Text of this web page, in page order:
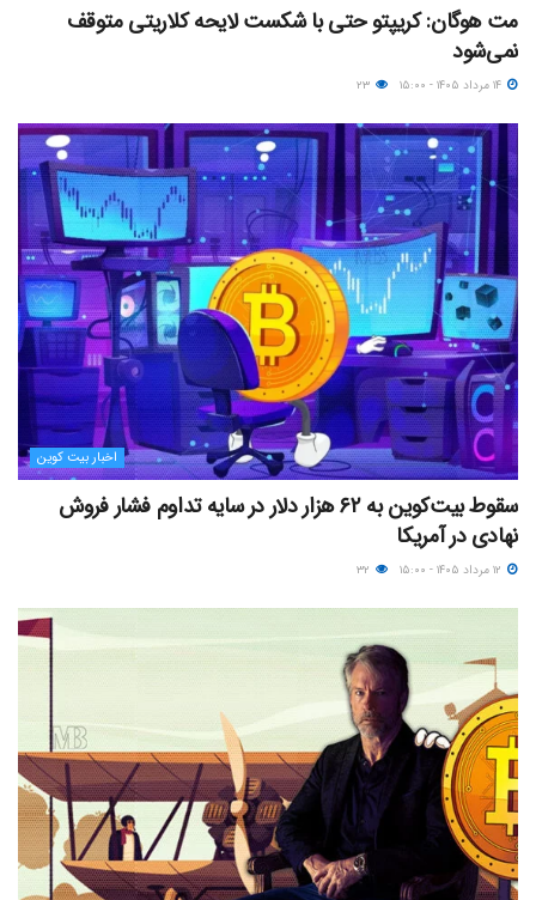
مت هوگان: کریپتو حتی با شکست لایحه کلاریتی متوقف
نمی‌شود
اخبار بیت کوین
سقوط بیت‌کوین به ۶۲ هزار دلار در سایه تداوم فشار فروش
نهادی در آمریکا